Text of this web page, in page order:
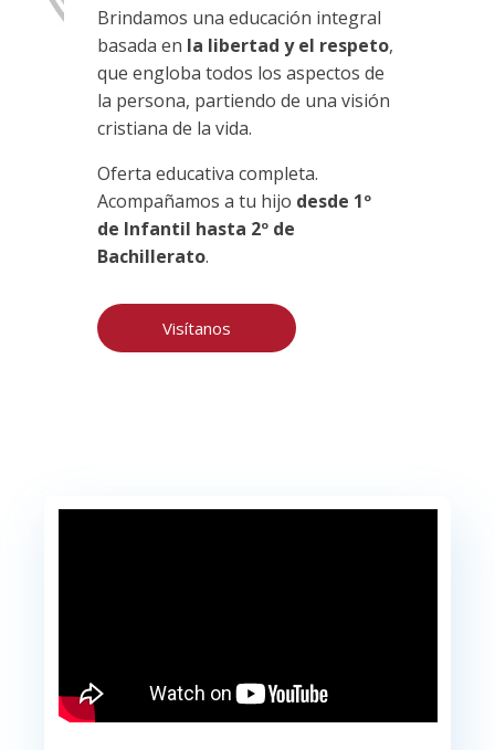
Brindamos una educación integral
basada en la libertad y el respeto,
que engloba todos los aspectos de
la persona, partiendo de una visión
cristiana de la vida.
Oferta educativa completa.
Acompañamos a tu hijo desde 1º
de Infantil hasta 2º de
Bachillerato.
Visítanos